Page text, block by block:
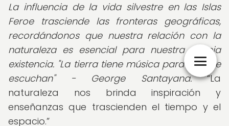
La influencia de la vida silvestre en las Islas
Feroe trasciende las fronteras geográficas,
recordándonos que nuestra relación con la
naturaleza es esencial para nuestra propia
existencia. "La tierra tiene música para los que
escuchan" - George Santayana.
La
naturaleza nos brinda inspiración y
enseñanzas que trascienden el tiempo y el
espacio.